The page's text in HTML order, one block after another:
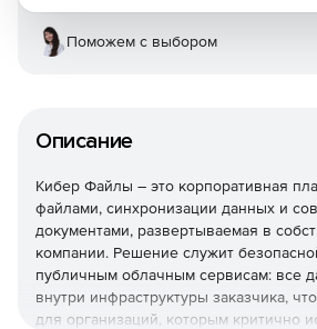
Описание
Кибер Файлы – это корпоративная
файлами, синхронизации данных и
документами, развертываемая в
компании. Решение служит
публичным облачным сервисам: все
внутри инфраструктуры заказчика,
для организаций, которым критично
Поможем с выбором